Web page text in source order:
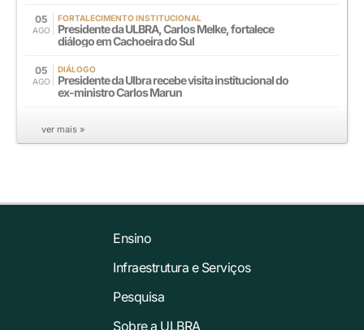
05
AGO
FORTALECIMENTO INSTITUCIONAL
Presidente da ULBRA, Carlos Melke, fortalece
diálogo em Cachoeira do Sul
05
AGO
DIÁLOGO
Presidente da Ulbra recebe visita institucional do
ex-ministro Carlos Marun
ver mais »
Ensino
Infraestrutura e Serviços
Pesquisa
Sobre a ULBRA